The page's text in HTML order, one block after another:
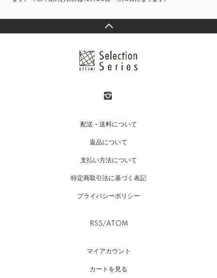
配送・送料について
返品について
支払い方法について
特定商取引法に基づく表記
プライバシーポリシー
RSS/ATOM
マイアカウント
カートを見る